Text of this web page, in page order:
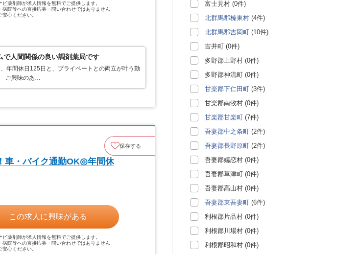
ビ薬剤師が求人情報を無料でご提供します。
病院等への直接応募・問い合わせではありません
安心ください。
人間関係の良い調剤薬局です
年間休日125日と、プライベートとの両立が叶う勤
ご興味のあ…
保存する
車・バイク通勤OK◎年間休
この求人に興味がある
ビ薬剤師が求人情報を無料でご提供します。
病院等への直接応募・問い合わせではありません
安心ください。
富士見村 (0件)
北群馬郡榛東村 (4件)
北群馬郡吉岡町 (10件)
吉井町 (0件)
多野郡上野村 (0件)
多野郡神流町 (0件)
甘楽郡下仁田町 (3件)
甘楽郡南牧村 (0件)
甘楽郡甘楽町 (7件)
吾妻郡中之条町 (2件)
吾妻郡長野原町 (2件)
吾妻郡嬬恋村 (0件)
吾妻郡草津町 (0件)
吾妻郡高山村 (0件)
吾妻郡東吾妻町 (6件)
利根郡片品村 (0件)
利根郡川場村 (0件)
利根郡昭和村 (0件)